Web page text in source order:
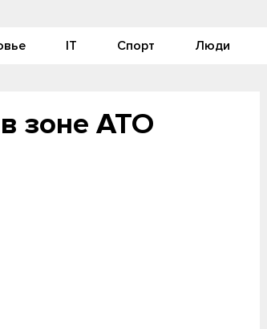
IT Спорт Люди
зоне АТО